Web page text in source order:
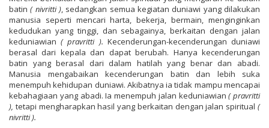
batin( nivritti ), sedangkan semua kegiatan duniawi yang dilakukan
manusia seperti mencari harta, bekerja, bermain, menginginkan
kedudukan yang tinggi, dan sebagainya, berkaitan dengan jalan
keduniawian( pravritti ). Kecenderungan-kecenderungan duniawi
berasal dari kepala dan dapat berubah. Hanya kecenderungan
batin yang berasal dari dalam hatilah yang benar dan abadi.
Manusia mengabaikan kecenderungan batin dan lebih suka
menempuh kehidupan duniawi. Akibatnya ia tidak mampu mencapai
kebahagiaan yang abadi. Ia menempuh jalan keduniawian( pravritti
), tetapi mengharapkan hasil yang berkaitan dengan jalan spiritual (
nivritti ).